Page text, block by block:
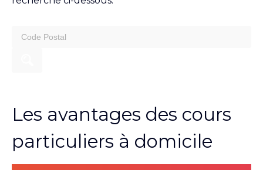
search
Les avantages des cours
particuliers à domicile